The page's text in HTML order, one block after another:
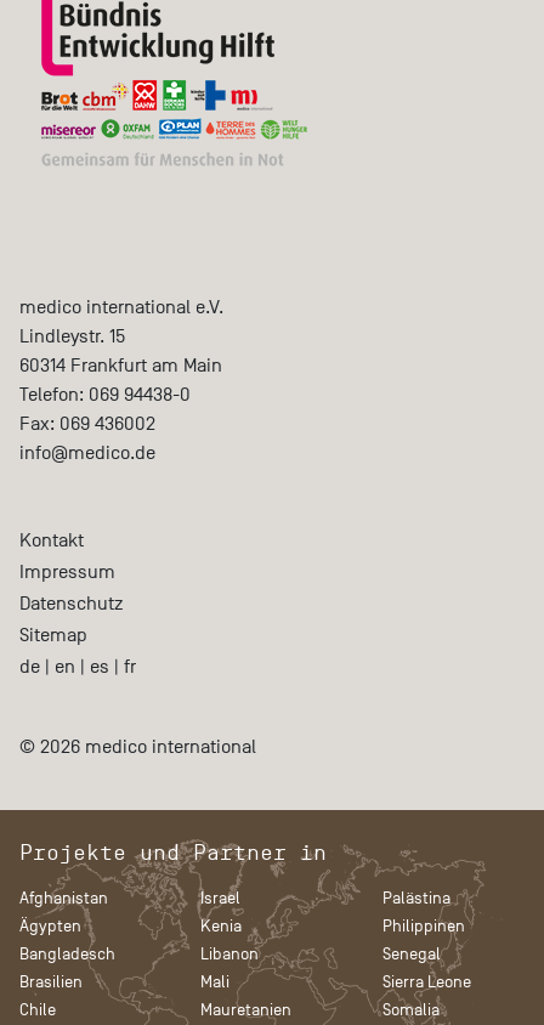
medico international e.V.
Lindleystr. 15
60314 Frankfurt am Main
Telefon: 069 94438-0
Fax: 069 436002
info@medico.de
Kontakt
Impressum
Datenschutz
Sitemap
de | en | es | fr
© 2026 medico international
Projekte und Partner in
Afghanistan
Ägypten
Bangladesch
Brasilien
Chile
Israel
Kenia
Libanon
Mali
Mauretanien
Palästina
Philippinen
Senegal
Sierra Leone
Somalia